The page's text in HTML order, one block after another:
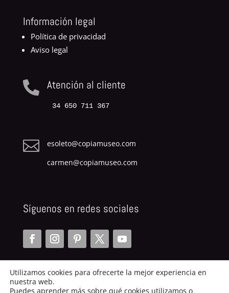
Información legal
Política de privacidad
Aviso legal
 Atención al cliente
34 650 711 367

esoleto@copiamuseo.com
carmen@copiamuseo.com
Síguenos en redes sociales
Utilizamos cookies para ofrecerte la mejor experiencia en
nuestra web.
Puedes aprender más sobre qué cookies utilizamos o